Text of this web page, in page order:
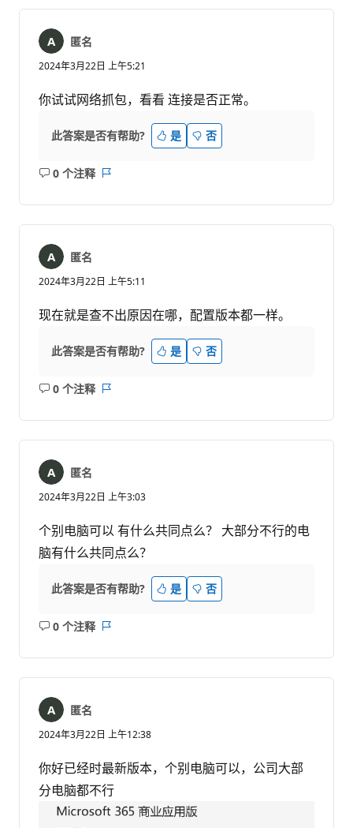
匿名
2024年3月22日 上午5:21
你试试网络抓包，看看 连接是否正常。
此答案是否有帮助? 是 否
0 个注释
无
匿名
2024年3月22日 上午5:11
现在就是查不出原因在哪，配置版本都一样。
此答案是否有帮助? 是 否
0 个注释
无
匿名
2024年3月22日 上午3:03
个别电脑可以 有什么共同点么？ 大部分不行的电
脑有什么共同点么？
此答案是否有帮助? 是 否
0 个注释
无
匿名
2024年3月22日 上午12:38
你好已经时最新版本，个别电脑可以，公司大部
分电脑都不行